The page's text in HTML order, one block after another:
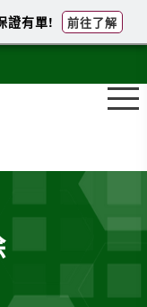
證有單! 前往了解